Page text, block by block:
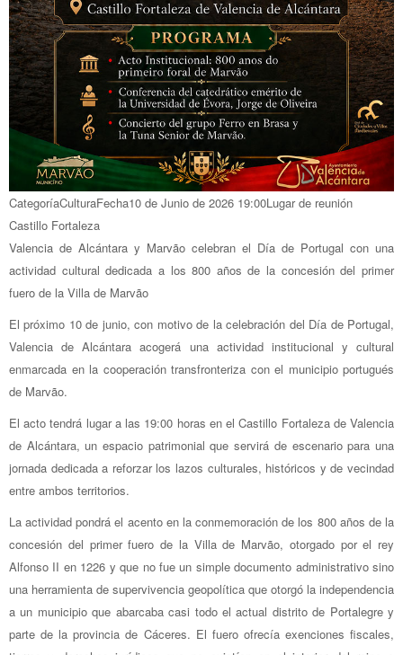
CategoríaCulturaFecha10 de Junio de 2026 19:00Lugar de reunión
Castillo Fortaleza
Valencia de Alcántara y Marvão celebran el Día de Portugal con una
actividad cultural dedicada a los 800 años de la concesión del primer
fuero de la Villa de Marvão
El próximo 10 de junio, con motivo de la celebración del Día de Portugal,
Valencia de Alcántara acogerá una actividad institucional y cultural
enmarcada en la cooperación transfronteriza con el municipio portugués
de Marvão.
El acto tendrá lugar a las 19:00 horas en el Castillo Fortaleza de Valencia
de Alcántara, un espacio patrimonial que servirá de escenario para una
jornada dedicada a reforzar los lazos culturales, históricos y de vecindad
entre ambos territorios.
La actividad pondrá el acento en la conmemoración de los 800 años de la
concesión del primer fuero de la Villa de Marvão, otorgado por el rey
Alfonso II en 1226 y que no fue un simple documento administrativo sino
una herramienta de supervivencia geopolítica que otorgó la independencia
a un municipio que abarcaba casi todo el actual distrito de Portalegre y
parte de la provincia de Cáceres. El fuero ofrecía exenciones fiscales,